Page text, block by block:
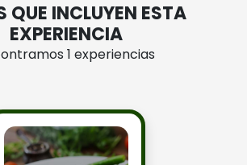
QUE INCLUYEN ESTA
EXPERIENCIA
1 experiencias